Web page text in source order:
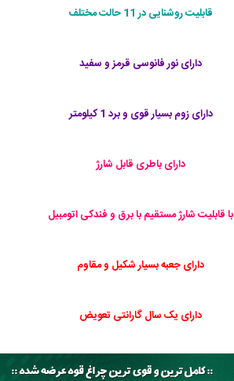
قابلیت روشنایی در 11 حالت مختلف
دارای نور فانوسی قرمز و سفید
دارای زوم بسیار قوی و برد 1 کیلومتر
دارای باطری قابل شارژ
با قابلیت شارژ مستقیم با برق و فندکی اتومبیل
دارای جعبه بسیار شکیل و مقاوم
دارای یک سال گارانتی تعویض